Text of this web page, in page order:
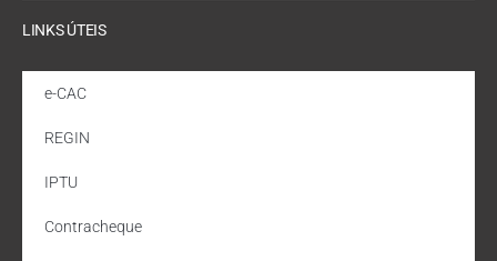
LINKS ÚTEIS
e-CAC
REGIN
IPTU
Contracheque